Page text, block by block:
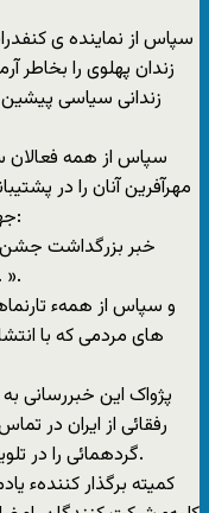
زندان پهلوی را بخاطر
زندانی سیاسی
مهرآفرین آنان را در
جهانی با مضمون زیر برای ما ارسال کرده است:
بسیاری از
های مردمی که با
پژواک این خبررسانی
رفقائی از ایران در
گردهمائی را در تلویزیون اپوزیسیون در ایران مشاهده کرده اند.
کمیته برگذار کنندهء